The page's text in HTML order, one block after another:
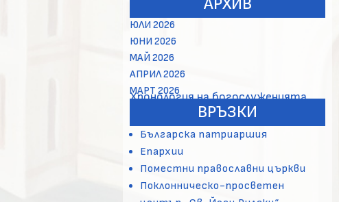
ЮЛИ 2026
ЮНИ 2026
МАЙ 2026
АПРИЛ 2026
МАРТ 2026
Хронология на богослуженията
ВРЪЗКИ
Българска патриаршия
Епархии
Поместни православни църкви
Поклонническо-просветен